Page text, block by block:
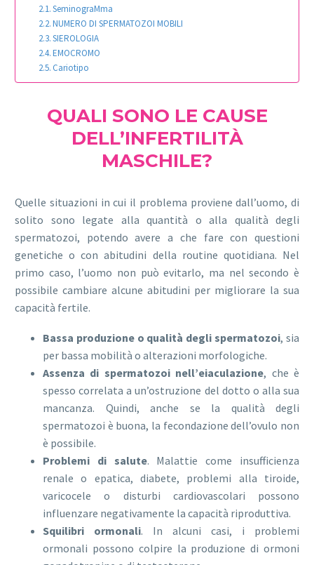
SeminograMma
NUMERO DI SPERMATOZOI MOBILI
SIEROLOGIA
EMOCROMO
Cariotipo
QUALI SONO LE CAUSE
DELL’INFERTILITÀ
MASCHILE?
Quelle situazioni in cui il problema proviene dall’uomo, di
solito sono legate alla quantità o alla qualità degli
spermatozoi, potendo avere a che fare con questioni
genetiche o con abitudini della routine quotidiana. Nel
primo caso, l’uomo non può evitarlo, ma nel secondo è
possibile cambiare alcune abitudini per migliorare la sua
capacità fertile.
Bassa produzione o qualità degli spermatozoi, sia
per bassa mobilità o alterazioni morfologiche.
Assenza di spermatozoi nell’eiaculazione, che è
spesso correlata a un’ostruzione del dotto o alla sua
mancanza. Quindi, anche se la qualità degli
spermatozoi è buona, la fecondazione dell’ovulo non
è possibile.
Problemi di salute. Malattie come insufficienza
renale o epatica, diabete, problemi alla tiroide,
varicocele o disturbi cardiovascolari possono
influenzare negativamente la capacità riproduttiva.
Squilibri ormonali. In alcuni casi, i problemi
ormonali possono colpire la produzione di ormoni